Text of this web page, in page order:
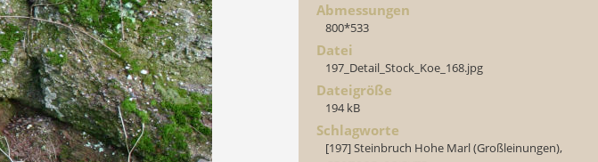
Abmessungen
800*533
Datei
197_Detail_Stock_Koe_168.jpg
Dateigröße
194 kB
Schlagworte
[197] Steinbruch Hohe Marl (Großleinungen),